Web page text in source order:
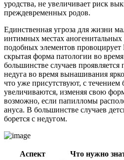
уродства, не увеличивает риск
преждевременных родов.
Единственная угроза для жизни
интимных местах
подобных элементов
скрытая форма патологии во
большинстве случаев
недуга во время вынашивания
что уже присутствуют, с течением
увеличиваются, изменяя свою
возможно, если папилломы
ануса. В большинстве случаев
борется с недугом.
Аспект Что нужно